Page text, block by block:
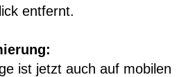
entfernt.
ist jetzt auch auf mobilen